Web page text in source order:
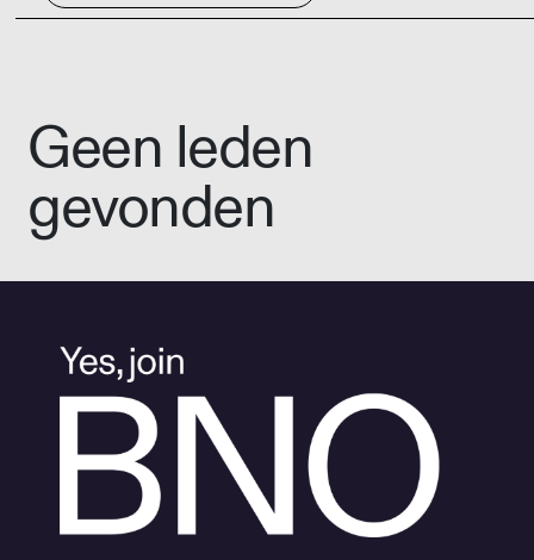
Geen leden
gevonden